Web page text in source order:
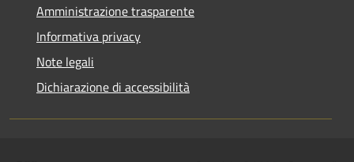
Amministrazione trasparente
Informativa privacy
Note legali
Dichiarazione di accessibilità